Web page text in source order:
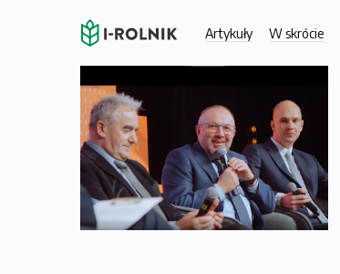
Artykuły W skrócie